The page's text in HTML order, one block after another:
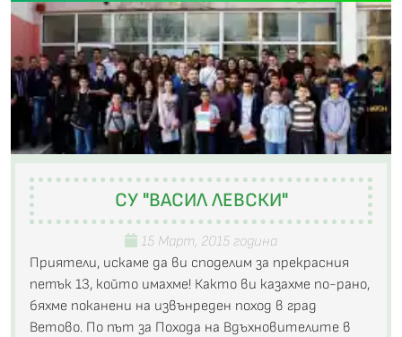
СУ "ВАСИЛ ЛЕВСКИ"
15 Март, 2015 година
Приятели, искаме да ви споделим за прекрасния
петък 13, който имахме! Както ви казахме по-рано,
бяхме поканени на извънреден поход в град
Ветово. По път за Похода на Вдъхновителите в